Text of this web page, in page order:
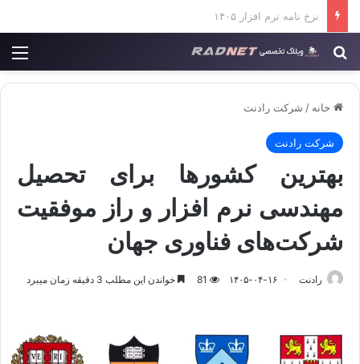
تعدیل در قراردادهای فناوری اطلاعات
جستجو برای
خانه / شرکت رادنت
شرکت رادنت
بهترین کشورها برای تحصیل
مهندسی نرم‌ افزار و راز موفقیت
شرکت‌های فناوری جهان
رادنت ۱۴۰۵-۰۴-۱۶ 81 خواندن این مطلب 3 دقیقه زمان میبرد